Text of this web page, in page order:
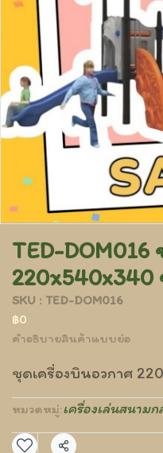
TED-DOM016
220x540x340
SKU : TED-DOM016
฿0
คำอธิบายสินค้าแบบย่อ
ชุดเครื่องบินอวกาศ
หมวดหมู่:เครื่องเล่นสนามก